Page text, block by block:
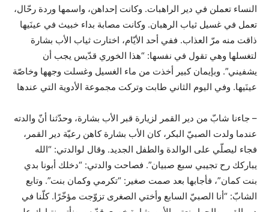
النساء تعملن في دير الراهبات. وكانت إحداهن، واسمها وردة رحّال،
تعمل في غسيل ثياب الرهبان. وكانت مصابة بداء خبيث في عينَيها
ذاقت منه مرّ العذاب. ففي أحد الأيّام، اختارت ثياب الأب بشارة
لتغسلها وهي تقول في نفسها: “هذا الخوري قدّيس يجب أن
يشفيني”. وبإيمان كبير أخذت من ماء الغسيل وغسلت وجهها وخاصّة
عينَيها. وفي اليوم الثاني طابت وتركت مجموعة الأدوية التي عندها
– جاءنا شابّ من دير القمر لزيارة قبر الأب بشارة، وحدّثنا أنّ والدته
عندما ولدت الصبيّ البكر، كان الأب بشارة كاهن رعيّة دير القمر،
فجاء ليصلّي على الوالدة والطفل الجديد. وقال لوالدتي: “الله
يباركك رح تجيبي سبع صبيان”. فصاحت والدتي: “دخلك أبونا بدي
بنت كمان”، فأجابها بعد صمت صغير: “تكرمي وكمان بنت”. وتابع
الشابّ: “أنا الصبيّ السابع وأختي الصغرى تزوّجت مؤخّرًا. كلّنا في